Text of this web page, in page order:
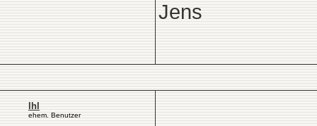
Jens
lhl
ehem. Benutzer